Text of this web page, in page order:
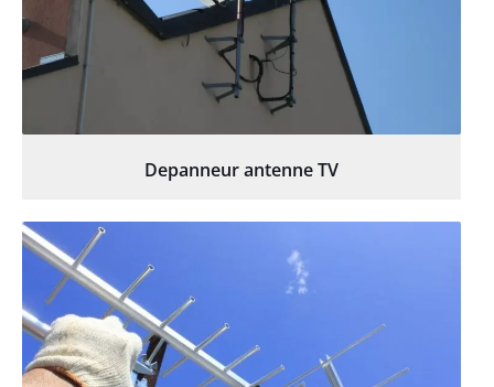
Depanneur antenne TV